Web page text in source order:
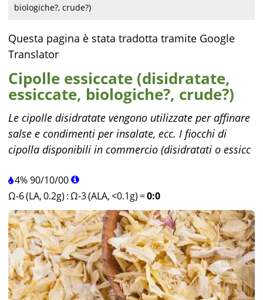
biologiche?, crude?)
Questa pagina è stata tradotta tramite Google
Translator
Cipolle essiccate (disidratate,
essiccate, biologiche?, crude?)
Le cipolle disidratate vengono utilizzate per affinare
salse e condimenti per insalate, ecc. I fiocchi di
cipolla disponibili in commercio (disidratati o essicc
4%90/10/00
Ω-6 (LA, 0.2g) :Ω-3 (ALA, <0.1g) =0:0